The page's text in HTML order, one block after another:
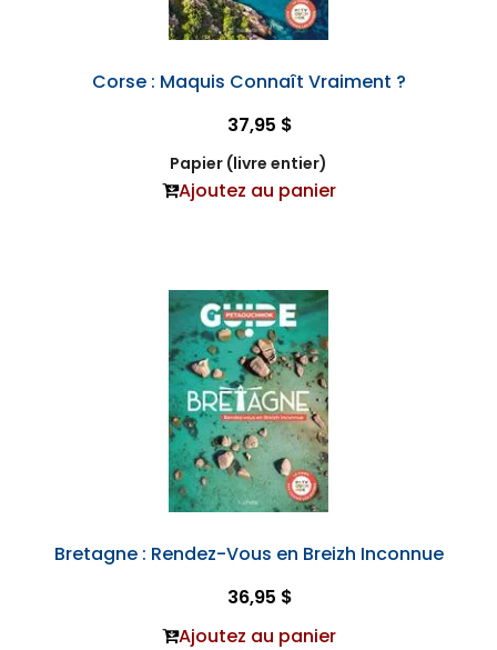
Corse : Maquis Connaît Vraiment ?
37,95 $
Papier (livre entier)
Ajoutez au panier
Bretagne : Rendez-Vous en Breizh Inconnue
36,95 $
Ajoutez au panier